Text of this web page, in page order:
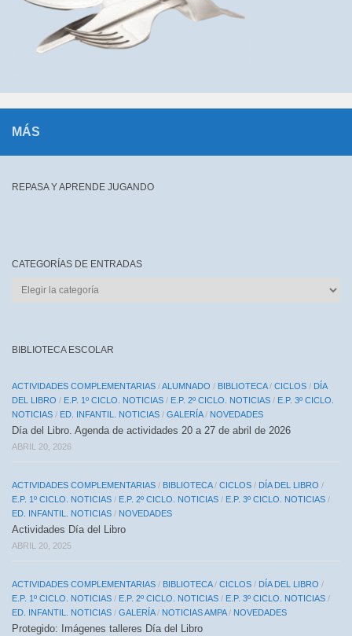
MÁS
REPASA Y APRENDE JUGANDO
CATEGORÍAS DE ENTRADAS
CATEGORÍAS
BIBLIOTECA ESCOLAR
ACTIVIDADES COMPLEMENTARIAS /ALUMNADO / BIBLIOTECA/ CICLOS / DÍA
DEL LIBRO / E.P. 1º CICLO. NOTICIAS / E.P. 2º CICLO. NOTICIAS / E.P. 3º CICLO.
NOTICIAS / ED. INFANTIL. NOTICIAS / GALERÍA/ NOVEDADES
Día del Libro. Agenda de actividades 20 a 27 de abril de 2026
ABRIL 20, 2026
ACTIVIDADES COMPLEMENTARIAS / BIBLIOTECA/ CICLOS / DÍA DEL LIBRO /
E.P. 1º CICLO. NOTICIAS / E.P. 2º CICLO. NOTICIAS / E.P. 3º CICLO. NOTICIAS /
ED. INFANTIL. NOTICIAS / NOVEDADES
Actividades Día del Libro
ABRIL 20, 2025
ACTIVIDADES COMPLEMENTARIAS / BIBLIOTECA/ CICLOS / DÍA DEL LIBRO /
E.P. 1º CICLO. NOTICIAS / E.P. 2º CICLO. NOTICIAS / E.P. 3º CICLO. NOTICIAS /
ED. INFANTIL. NOTICIAS / GALERÍA/ NOTICIAS AMPA/ NOVEDADES
Protegido: Imágenes talleres Día del Libro